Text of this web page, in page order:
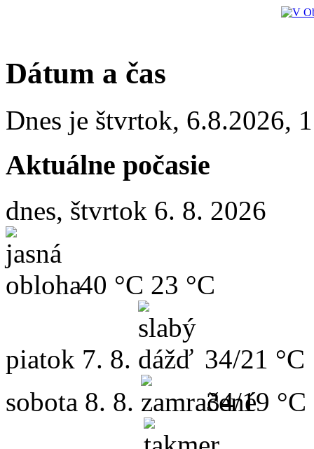
Dátum a čas
Dnes je štvrtok, 6.8.2026,
Aktuálne počasie
dnes, štvrtok 6. 8. 2026
40 °C 23 °C
piatok 7. 8.
34/21 °C
sobota 8. 8. 34/19 °C